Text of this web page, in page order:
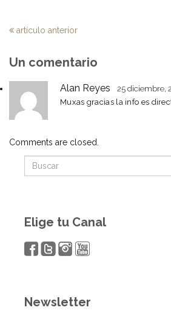
artículo anterior
Un comentario
Alan Reyes 25 diciembre,
Muxas gracias la info es
Comments are closed.
Elige tu Canal
Newsletter